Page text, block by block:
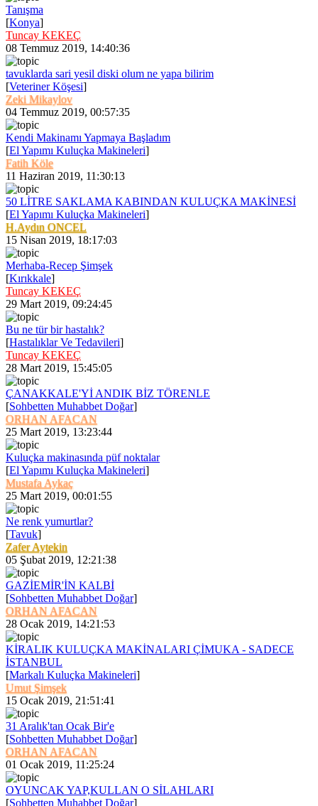
Tanışma
[Konya]
Tuncay KEKEÇ
08 Temmuz 2019, 14:40:36
tavuklarda sari yesil diski olum ne yapa bilirim
[Veteriner Köşesi]
Zeki Mikaylov
04 Temmuz 2019, 00:57:35
Kendi Makinamı Yapmaya Başladım
[El Yapımı Kuluçka Makineleri]
Fatih Köle
11 Haziran 2019, 11:30:13
50 LİTRE SAKLAMA KABINDAN KULUÇKA MAKİNESİ
[El Yapımı Kuluçka Makineleri]
H.Aydın ONCEL
15 Nisan 2019, 18:17:03
Merhaba-Recep Şimşek
[Kırıkkale]
Tuncay KEKEÇ
29 Mart 2019, 09:24:45
Bu ne tür bir hastalık?
[Hastalıklar Ve Tedavileri]
Tuncay KEKEÇ
28 Mart 2019, 15:45:05
ÇANAKKALE'Yİ ANDIK BİZ TÖRENLE
[Sohbetten Muhabbet Doğar]
ORHAN AFACAN
25 Mart 2019, 13:23:44
Kuluçka makinasında püf noktalar
[El Yapımı Kuluçka Makineleri]
Mustafa Aykaç
25 Mart 2019, 00:01:55
Ne renk yumurtlar?
[Tavuk]
Zafer Aytekin
05 Şubat 2019, 12:21:38
GAZİEMİR'İN KALBİ
[Sohbetten Muhabbet Doğar]
ORHAN AFACAN
28 Ocak 2019, 14:21:53
KİRALIK KULUÇKA MAKİNALARI ÇİMUKA - SADECE
İSTANBUL
[Markalı Kuluçka Makineleri]
Umut Şimşek
15 Ocak 2019, 21:51:41
31 Aralık'tan Ocak Bir'e
[Sohbetten Muhabbet Doğar]
ORHAN AFACAN
01 Ocak 2019, 11:25:24
OYUNCAK YAP,KULLAN O SİLAHLARI
[Sohbetten Muhabbet Doğar]